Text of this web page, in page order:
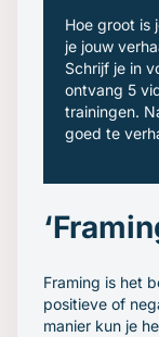
Hoe groot is
je jouw
Schrijf je in
ontvang 5
trainingen.
goed te
Framing is het
positieve of
manier kun je